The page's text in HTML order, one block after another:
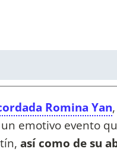
Romina Yan
emotivo evento
así como de su